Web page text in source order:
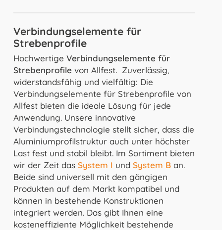
sie mit fast allen gängigen Aluminiumprofilen
verwendbar sind. Ihre spezielle Form
ermöglicht eine stabile, sichere und schnelle
Montage. Ihre Kerbkanten machen sie zudem
ESD fähig.
und maßgenauen Anpassungen kann der
Arbeitsraum um die Maschine optimal
gestaltet und genutzt werden.
Schutz Ihrer Mitarbeiter vor Gefahren und
Schmutz sowie ein rationelles Arbeiten wird
gewährleistet.
Funktionalität und Sicherheit werden durch
die Verwendung von Fenstern und Türen
verbessert.
Flächenelemente aus den unterschiedlichsten
Materialien, Wellengitter, usw. lassen sich
nach Ihren Wünschen einsetzen und
ermöglichen gleichzeitig, durch individuelle
Gestaltungsmöglichkeiten, ein
ansprechendes Design.
Vorgaben, Skizzen und Zeichnungen. Gerne
unterbreiten wir Ihnen hierfür ein Angebot.
Bei Bedarf unterstützen wir Sie gerne bei
Ihrer Planung. Sprechen Sie uns an!
Verbindungselemente für
Strebenprofile
Hochwertige Verbindungselemente für
Strebenprofile von Allfest. Zuverlässig,
widerstandsfähig und vielfältig: Die
Verbindungselemente für Strebenprofile von
Allfest bieten die ideale Lösung für jede
Anwendung. Unsere innovative
Verbindungstechnologie stellt sicher, dass die
Aluminiumprofilstruktur auch unter höchster
Last fest und stabil bleibt. Im Sortiment bieten
wir der Zeit das System I und System Ban.
Beide sind universell mit den gängigen
Produkten auf dem Markt kompatibel und
können in bestehende Konstruktionen
integriert werden. Das gibt Ihnen eine
kosteneffiziente Möglichkeit bestehende